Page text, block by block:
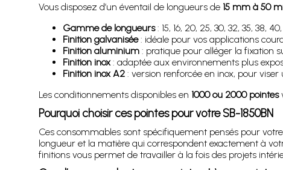
Vous disposez d’un éventail de longueurs de 15 mm à 50
Gamme de longueurs: 15, 16, 20, 25, 30, 32, 35, 38,
Finition galvanisée: idéale pour vos applications
Finition aluminium: pratique pour alléger la fixation
Finition inox: adaptée aux environnements plus
Finition inox A2: version renforcée en inox, pour
Les conditionnements disponibles en 1000 ou 2000 pointes
Pourquoi choisir ces pointes pour votre SB-1850BN
Ces consommables sont spécifiquement pensés pour
longueur et la matière qui correspondent exactement à
finitions vous permet de travailler à la fois des projets